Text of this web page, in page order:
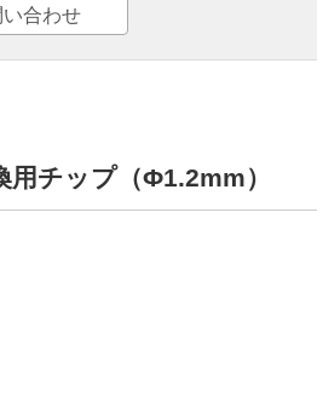
合わせ
チップ（Φ1.2mm）